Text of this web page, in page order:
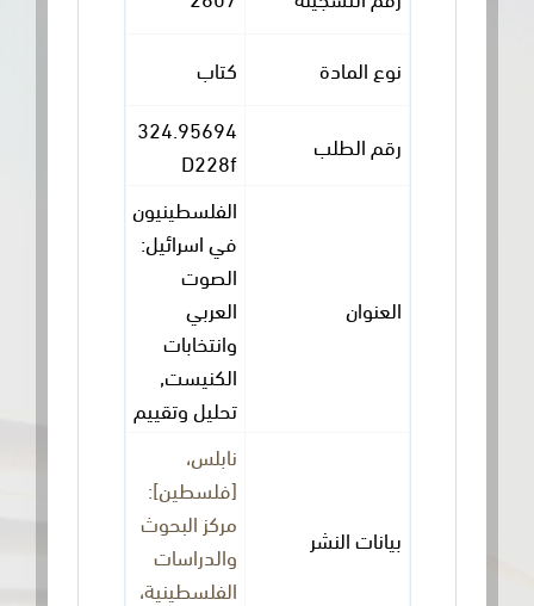
نوع المادة
رقم الطلب
324.95694
D228f
الفلسطينيون
في اسرائيل:
وانتخابات
الكنيست,
تحليل وتقييم
بيانات النشر
[فلسطين]:
مركز البحوث
والدراسات
الفلسطينية،